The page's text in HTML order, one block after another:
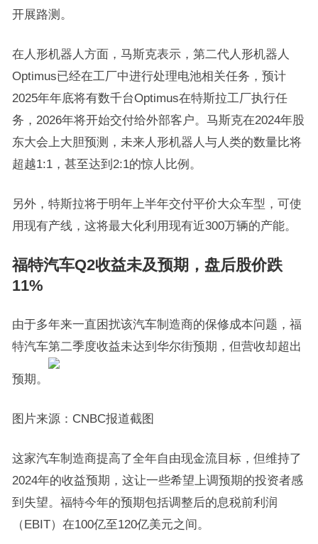
开展路测。
在人形机器人方面，马斯克表示，第二代人形机器人
Optimus已经在工厂中进行处理电池相关任务，预计
2025年年底将有数千台Optimus在特斯拉工厂执行任
务，2026年将开始交付给外部客户。马斯克在2024年股
东大会上大胆预测，未来人形机器人与人类的数量比将
超越1:1，甚至达到2:1的惊人比例。
另外，特斯拉将于明年上半年交付平价大众车型，可使
用现有产线，这将最大化利用现有近300万辆的产能。
福特汽车Q2收益未及预期，盘后股价跌
11%
由于多年来一直困扰该汽车制造商的保修成本问题，福
特汽车第二季度收益未达到华尔街预期，但营收却超出
预期。
图片来源：CNBC报道截图
这家汽车制造商提高了全年自由现金流目标，但维持了
2024年的收益预期，这让一些希望上调预期的投资者感
到失望。福特今年的预期包括调整后的息税前利润
（EBIT）在100亿至120亿美元之间。